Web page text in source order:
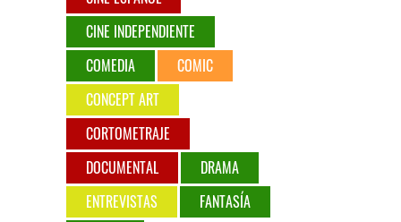
CINE INDEPENDIENTE
COMEDIA
COMIC
CONCEPT ART
CORTOMETRAJE
DOCUMENTAL
DRAMA
ENTREVISTAS
FANTASÍA